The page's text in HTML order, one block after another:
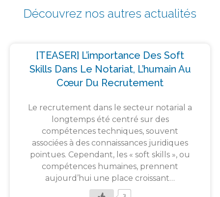
Découvrez nos autres actualités
[TEASER] L’importance Des Soft
Skills Dans Le Notariat, L’humain Au
Cœur Du Recrutement
Le recrutement dans le secteur notarial a
longtemps été centré sur des
compétences techniques, souvent
associées à des connaissances juridiques
pointues. Cependant, les « soft skills », ou
compétences humaines, prennent
aujourd’hui une place croissant…